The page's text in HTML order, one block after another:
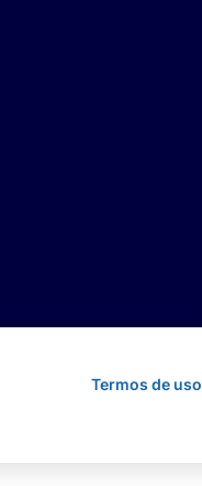
Termos de uso